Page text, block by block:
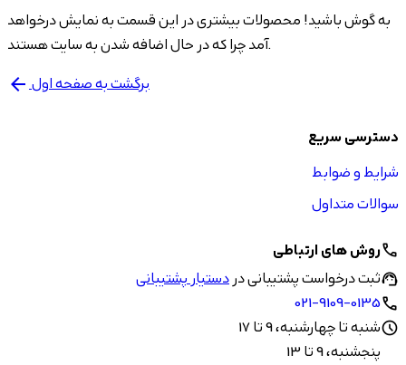
به گوش باشید! محصولات بیشتری در این قسمت به نمایش درخواهد
آمد چرا که در حال اضافه شدن به سایت هستند.
arrow_back برگشت به صفحه اول
دسترسی سریع
شرایط و ضوابط
سوالات متداول
callروش های ارتباطی
support_agentثبت درخواست پشتیبانی دردستیار پشتیبانی
call
021-9109-0135
scheduleشنبه تا چهارشنبه، 9 تا 17
پنجشنبه، 9 تا 13